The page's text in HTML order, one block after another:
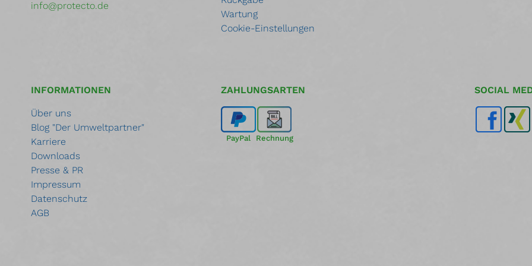
info@protecto.de
Wartung
Cookie-Einstellungen
INFORMATIONEN
Über uns
Blog "Der Umweltpartner"
Karriere
Downloads
Presse & PR
Impressum
Datenschutz
AGB
ZAHLUNGSARTEN
PayPal Rechnung
SOCIAL